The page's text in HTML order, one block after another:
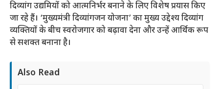
दिव्यांग उद्यमियों को आत्मनिर्भर बनाने के लिए विशेष प्रयास किए
जा रहे हैं। ‘मुख्यमंत्री दिव्यांगजन योजना’ का मुख्य उद्देश्य दिव्यांग
व्यक्तियों के बीच स्वरोजगार को बढ़ावा देना और उन्हें आर्थिक रूप
से सशक्त बनाना है।
Also Read